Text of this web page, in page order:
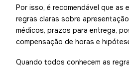
Por isso, é recomendável que as
regras claras sobre
médicos, prazos para entrega,
compensação de horas e
Quando todos conhecem as